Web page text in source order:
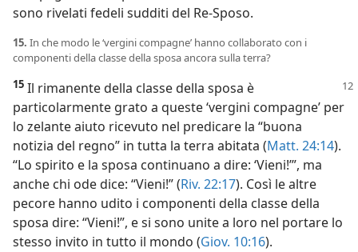
sono rivelati fedeli sudditi del Re-Sposo.
15. In che modo le ‘vergini compagne’ hanno collaborato con i
componenti della classe della sposa ancora sulla terra?
15 Il rimanente della classe della sposa è
particolarmente grato a queste ‘vergini compagne’ per
lo zelante aiuto ricevuto nel predicare la “buona
notizia del regno” in tutta la terra abitata (Matt. 24:14).
“Lo spirito e la sposa continuano a dire: ‘Vieni!’”, ma
anche chi ode dice: “Vieni!” (Riv. 22:17). Così le altre
pecore hanno udito i componenti della classe della
sposa dire: “Vieni!”, e si sono unite a loro nel portare lo
stesso invito in tutto il mondo (Giov. 10:16).